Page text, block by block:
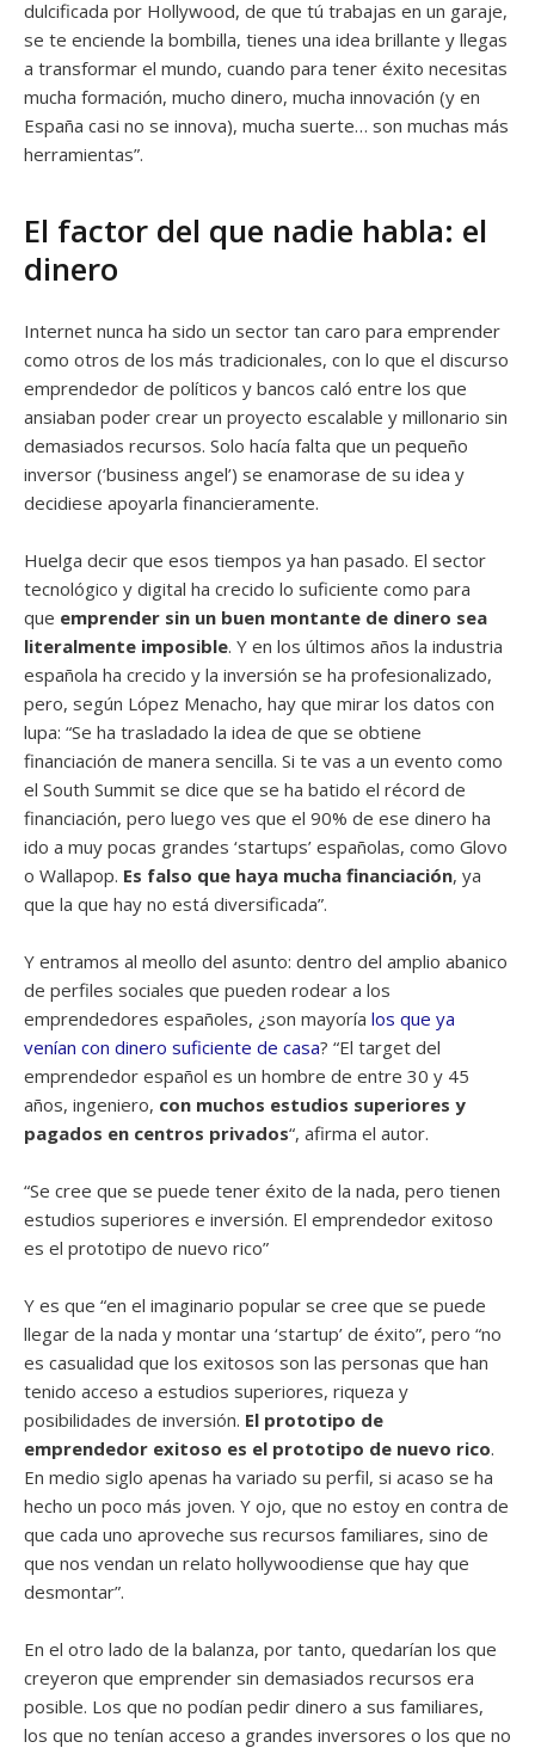
dulcificada por Hollywood, de que tú trabajas en un garaje,
se te enciende la bombilla, tienes una idea brillante y llegas
a transformar el mundo, cuando para tener éxito necesitas
mucha formación, mucho dinero, mucha innovación (y en
España casi no se innova), mucha suerte… son muchas más
herramientas”.
El factor del que nadie habla: el
dinero
Internet nunca ha sido un sector tan caro para emprender
como otros de los más tradicionales, con lo que el discurso
emprendedor de políticos y bancos caló entre los que
ansiaban poder crear un proyecto escalable y millonario sin
demasiados recursos. Solo hacía falta que un pequeño
inversor (‘business angel’) se enamorase de su idea y
decidiese apoyarla financieramente.
Huelga decir que esos tiempos ya han pasado. El sector
tecnológico y digital ha crecido lo suficiente como para
que emprender sin un buen montante de dinero sea
literalmente imposible. Y en los últimos años la industria
española ha crecido y la inversión se ha profesionalizado,
pero, según López Menacho, hay que mirar los datos con
lupa: “Se ha trasladado la idea de que se obtiene
financiación de manera sencilla. Si te vas a un evento como
el South Summit se dice que se ha batido el récord de
financiación, pero luego ves que el 90% de ese dinero ha
ido a muy pocas grandes ‘startups’ españolas, como Glovo
o Wallapop. Es falso que haya mucha financiación, ya
que la que hay no está diversificada”.
Y entramos al meollo del asunto: dentro del amplio abanico
de perfiles sociales que pueden rodear a los
emprendedores españoles, ¿son mayoría los que ya
venían con dinero suficiente de casa? “El target del
emprendedor español es un hombre de entre 30 y 45
años, ingeniero, con muchos estudios superiores y
pagados en centros privados“, afirma el autor.
“Se cree que se puede tener éxito de la nada, pero tienen
estudios superiores e inversión. El emprendedor exitoso
es el proto­tipo de nuevo rico”
Y es que “en el imaginario popular se cree que se puede
llegar de la nada y montar una ‘startup’ de éxito”, pero “no
es casualidad que los exitosos son las personas que han
tenido acceso a estudios superiores, riqueza y
posibilidades de inversión. El prototipo de
emprendedor exitoso es el proto­tipo de nuevo rico.
En medio siglo apenas ha variado su perfil, si acaso se ha
hecho un poco más joven. Y ojo, que no estoy en contra de
que cada uno aproveche sus recursos familiares, sino de
que nos vendan un relato hollywoodiense que hay que
desmontar”.
En el otro lado de la balanza, por tanto, quedarían los que
creyeron que emprender sin demasiados recursos era
posible. Los que no podían pedir dinero a sus familiares,
los que no tenían acceso a grandes inversores o los que no